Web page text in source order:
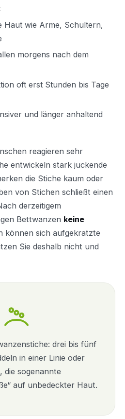
Haut wie Arme, Schultern,
morgens nach dem
oft erst Stunden bis Tage
und länger anhaltend
reagieren sehr
entwickeln stark juckende
die Stiche kaum oder
von Stichen schließt einen
derzeitigem
Bettwanzen keine
können sich aufgekratzte
Sie deshalb nicht und
drei bis fünf
in einer Linie oder
die sogenannte
auf unbedeckter Haut.